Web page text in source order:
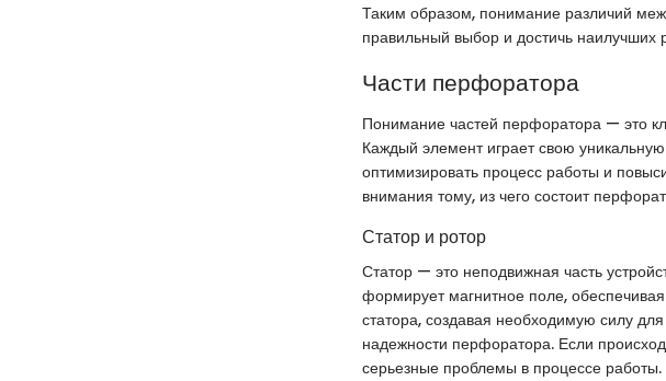
Таким образом, понимание различий
правильный выбор и достичь наилучших
Части перфоратора
Понимание частей перфоратора — это
Каждый элемент играет свою
оптимизировать процесс работы и
внимания тому, из чего состоит
Статор и ротор
Статор — это неподвижная часть
формирует магнитное поле,
статора, создавая необходимую силу
надежности перфоратора. Если
серьезные проблемы в процессе работы.